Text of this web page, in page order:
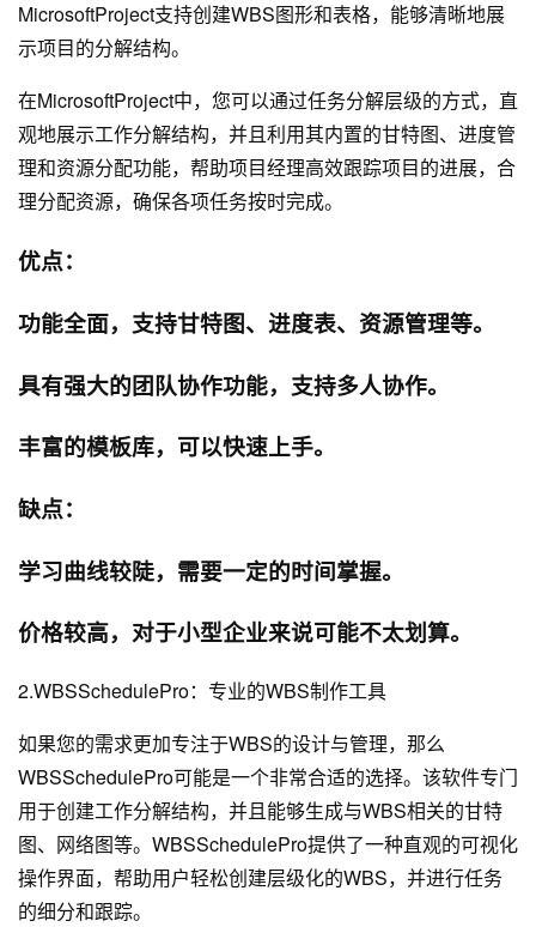
MicrosoftProject支持创建WBS图形和表格，能够清晰地展
示项目的分解结构。
在MicrosoftProject中，您可以通过任务分解层级的方式，直
观地展示工作分解结构，并且利用其内置的甘特图、进度管
理和资源分配功能，帮助项目经理高效跟踪项目的进展，合
理分配资源，确保各项任务按时完成。
优点：
功能全面，支持甘特图、进度表、资源管理等。
具有强大的团队协作功能，支持多人协作。
丰富的模板库，可以快速上手。
缺点：
学习曲线较陡，需要一定的时间掌握。
价格较高，对于小型企业来说可能不太划算。
2.WBSSchedulePro：专业的WBS制作工具
如果您的需求更加专注于WBS的设计与管理，那么
WBSSchedulePro可能是一个非常合适的选择。该软件专门
用于创建工作分解结构，并且能够生成与WBS相关的甘特
图、网络图等。WBSSchedulePro提供了一种直观的可视化
操作界面，帮助用户轻松创建层级化的WBS，并进行任务
的细分和跟踪。